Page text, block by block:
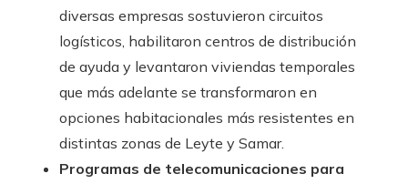
diversas empresas sostuvieron circuitos
logísticos, habilitaron centros de distribución
de ayuda y levantaron viviendas temporales
que más adelante se transformaron en
opciones habitacionales más resistentes en
distintas zonas de Leyte y Samar.
Programas de telecomunicaciones para